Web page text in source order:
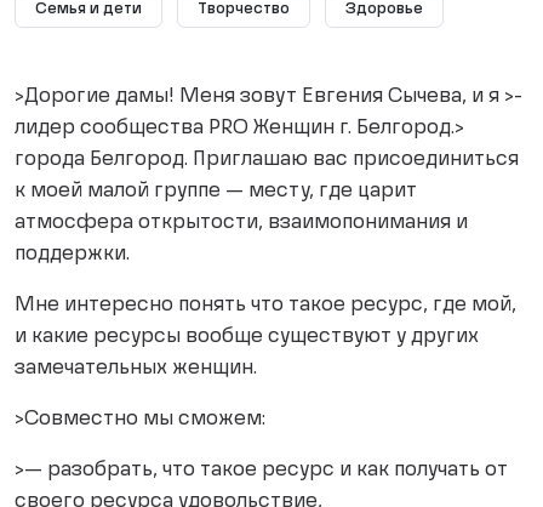
Семья и дети Творчество Здоровье
>Дорогие дамы! Меня зовут Евгения Сычева, и я >-
лидер сообщества PRO Женщин г. Белгород.>
города Белгород. Приглашаю вас присоединиться
к моей малой группе — месту, где царит
атмосфера открытости, взаимопонимания и
поддержки.
Мне интересно понять что такое ресурс, где мой,
и какие ресурсы вообще существуют у других
замечательных женщин.
>Совместно мы сможем:
>— разобрать, что такое ресурс и как получать от
своего ресурса удовольствие,